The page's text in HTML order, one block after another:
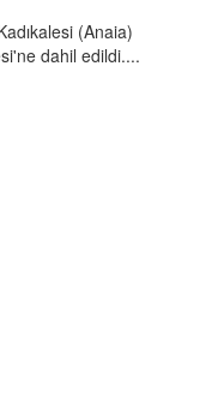
(Anaia)
dahil edildi....